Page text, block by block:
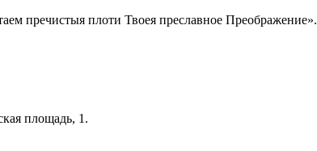
пречистыя плоти Твоея преславное Преображение».
площадь, 1.